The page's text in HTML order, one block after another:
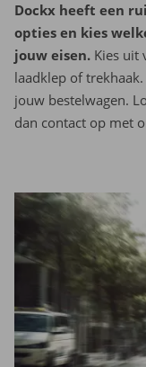
Dockx heeft een
opties en kies
jouw eisen. Kies uit
laadklep of
jouw bestelwagen.
dan contact op met